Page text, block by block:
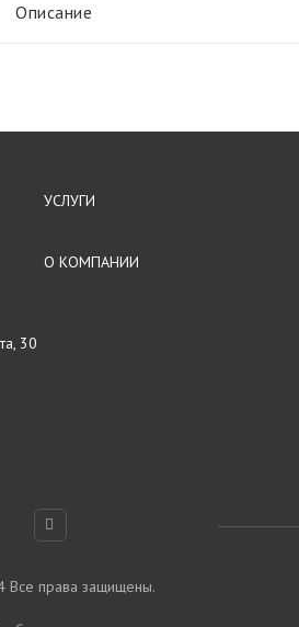
Описание
УСЛУГИ
О КОМПАНИИ
30
Все права защищены.